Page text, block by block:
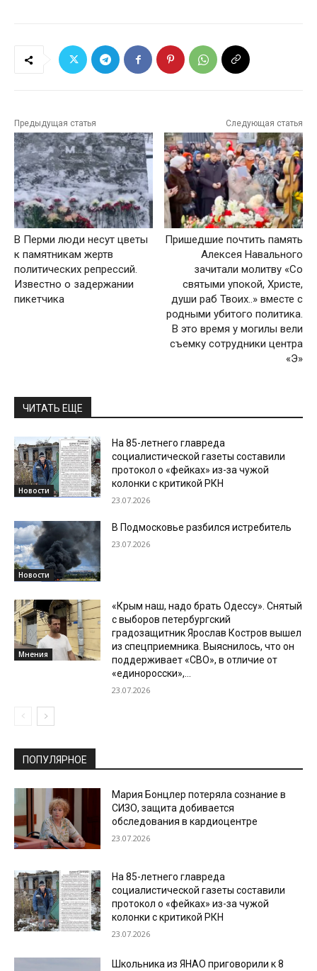
Предыдущая статья
В Перми люди несут цветы
к памятникам жертв
политических репрессий.
Известно о задержании
пикетчика
Следующая статья
Пришедшие почтить память
Алексея Навального
зачитали молитву «Со
святыми упокой, Христе,
души раб Твоих..» вместе с
родными убитого политика.
В это время у могилы вели
съемку сотрудники центра
«Э»
ЧИТАТЬ ЕЩЕ
Новости
На 85-летнего главреда
социалистической газеты составили
протокол о «фейках» из-за чужой
колонки с критикой РКН
23.07.2026
Новости
В Подмосковье разбился истребитель
23.07.2026
Мнения
«Крым наш, надо брать Одессу». Снятый
с выборов петербургский
градозащитник Ярослав Костров вышел
из спецприемника. Выяснилось, что он
поддерживает «СВО», в отличие от
«единоросски»,...
23.07.2026
ПОПУЛЯРНОЕ
Мария Бонцлер потеряла сознание в
СИЗО, защита добивается
обследования в кардиоцентре
23.07.2026
На 85-летнего главреда
социалистической газеты составили
протокол о «фейках» из-за чужой
колонки с критикой РКН
23.07.2026
Школьника из ЯНАО приговорили к 8